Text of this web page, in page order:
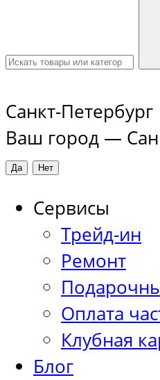
Санкт-Петербург
Ваш город —
Сервисы
Трейд-ин
Ремонт
Оплата
Клубная
Блог